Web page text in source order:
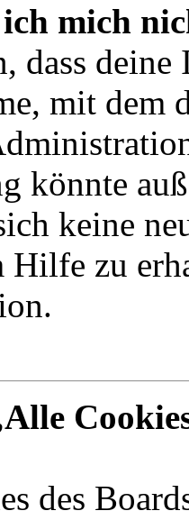
mich
dass
mit dem
könnte
keine
Hilfe zu
des